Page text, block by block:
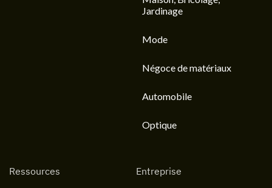
Jardinage
Mode
Négoce de matériaux
Automobile
Optique
Ressources Entreprise